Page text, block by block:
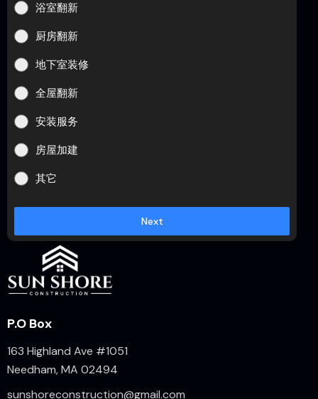
浴室翻新
厨房翻新
地下室装修
全屋翻新
安装服务
房屋加建
其它
Next
P.O Box
163 Highland Ave #1051
Needham, MA 02494
sunshoreconstruction@gmail.com